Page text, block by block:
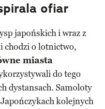
ofiar
japońskich i wraz z
chodzi o lotnictwo,
miasta
do tego
dystansach. Samoloty
kolejnych